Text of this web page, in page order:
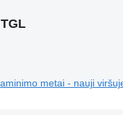
metai - nauji